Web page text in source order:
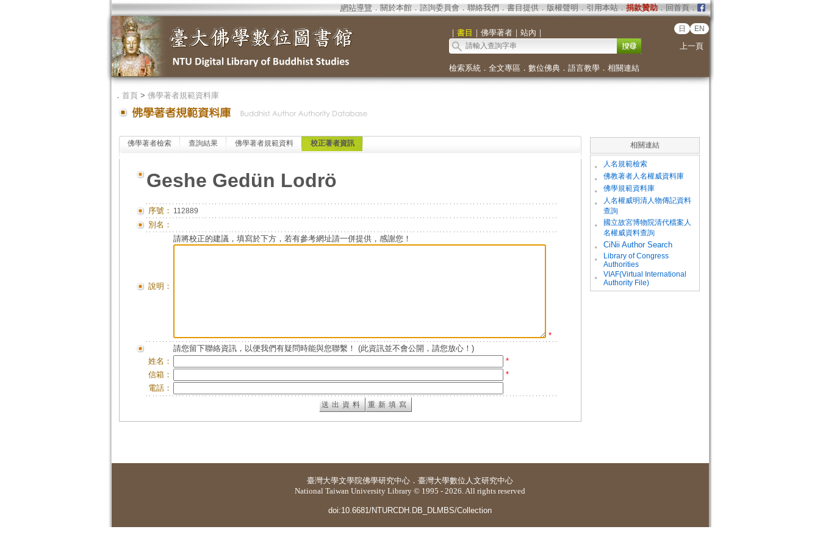
網站導覽 ． 關於本館． 諮詢委員會． 聯絡我們 ． 書目提供． 版權聲明 ． 引用本站． 捐款贊助．回首頁．
｜ 書目 ｜ 佛學著者｜ 站內 ｜ 日 EN
上一頁
檢索系統． 全文專區 ． 數位佛典． 語言教學． 相關連結
． 首頁> 佛學著者規範資料庫
佛學著者檢索 查詢結果 佛學著者規範資料 校正著者資訊
Geshe Gedün Lodrö
序號： 112889
別名：
說明：
請將校正的建議，填寫於下方，若有參考網址請一併提供，感謝您！
*
請您留下聯絡資訊，以便我們有疑問時能與您聯繫！ (此資訊並不會公開，請您放心！)
姓名：
*
信箱：
*
電話：
相關連結
。 人名規範檢索
。 佛教著者人名權威資料庫
。 佛學規範資料庫
。
人名權威明清人物傳記資料
查詢
。
國立故宮博物院清代檔案人
名權威資料查詢
。
CiNii Author Search
。
Library of Congress
Authorities
。
VIAF(Virtual International
Authority File)
臺灣大學文學院佛學研究中心 ． 臺灣大學數位人文研究中心
National Taiwan University Library © 1995 - 2026. All rights reserved
doi:10.6681/NTURCDH.DB_DLMBS/Collection